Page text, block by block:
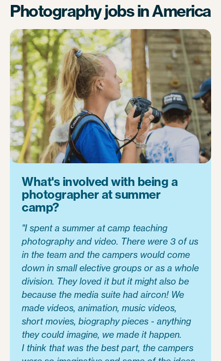
Photography jobs in America
What's involved with being a
photographer at summer
camp?
"I spent a summer at camp teaching
photography and video. There were 3 of us
in the team and the campers would come
down in small elective groups or as a whole
division. They loved it but it might also be
because the media suite had aircon! We
made videos, animation, music videos,
short movies, biography pieces - anything
they could imagine, we made it happen.
I think that was the best part, the campers